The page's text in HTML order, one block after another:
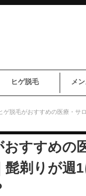
ヒゲ脱毛 メ
ゲ脱毛がおすすめの医療・サ
おすすめの
髭剃りが週